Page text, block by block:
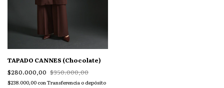
TAPADO CANNES (Chocolate)
$280.000,00 $350.000,00
$238.000,00 conTransferencia o depósito